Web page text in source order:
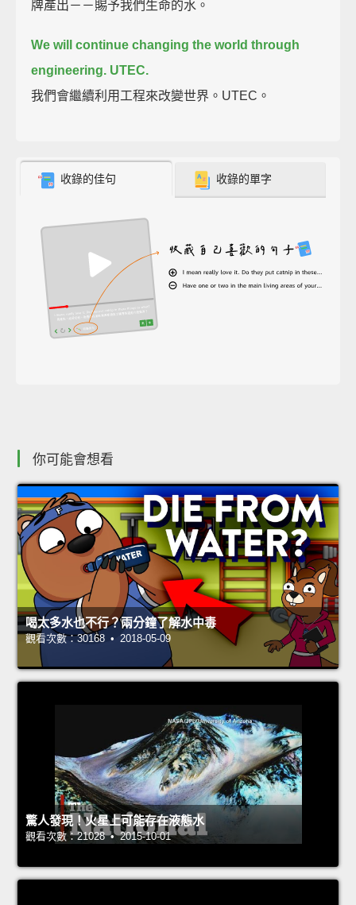
牌產出－－賜予我們生命的水。
We will continue changing the world through
engineering. UTEC.
我們會繼續利用工程來改變世界。UTEC。
收錄的佳句 收錄的單字
你可能會想看
喝太多水也不行？兩分鐘了解水中毒
觀看次數：30168 • 2018-05-09
驚人發現！火星上可能存在液態水
觀看次數：21028 • 2015-10-01